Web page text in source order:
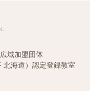
域加盟団体
北海道）認定登録教室